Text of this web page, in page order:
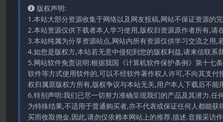
版权声明:
1.本站大部分资源收集于网络以及网友投稿,网站不保证资源的
2.本站资源仅供下载者本人学习使用,版权归资源原作者所有,请
3.本站纯属为分享资源站点,网站内所有资源仅供学习交流之用,
4.如您是版权方,本站若无意中侵犯到您的版权利益,请来信联
5.网站软件免责说明:根据我国《计算机软件保护条例》第十七
软件等方式使用软件的,可以不经软件著作权人许可,不向其支
权归属原版权方所有,版权争议与本站无关,用户本人下载后不
6.特别声明:我们已尽一切努力准确呈现我们的产品及其潜力.
为特殊结果,不适用于普通购买者,亦不代表或保证任何人都能
买而收取佣金.因此,请勿仅依赖本网站上的推荐.描述.音频采访